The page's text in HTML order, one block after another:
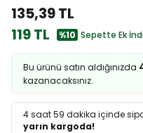
135,39 TL
119 TL
%10 Sepette Ek
Bu ürünü satın aldığınızda
kazanacaksınız.
4 saat 59 dakika içinde
yarın kargoda!